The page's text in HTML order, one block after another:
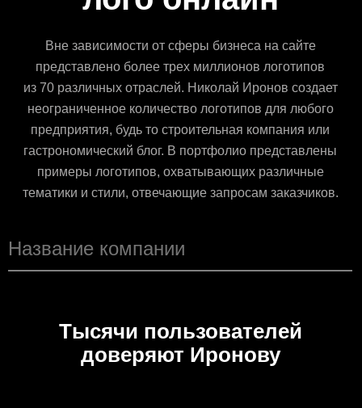
Вне зависимости от сферы бизнеса на сайте
представлено более трех миллионов логотипов
из 70 различных отраслей. Николай Иронов создает
неограниченное количество логотипов для любого
предприятия, будь то строительная компания или
гастрономический блог. В портфолио представлены
примеры логотипов, охватывающих различные
тематики и стили, отвечающие запросам заказчиков.
Тысячи пользователей
доверяют Иронову